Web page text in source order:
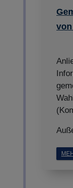
von